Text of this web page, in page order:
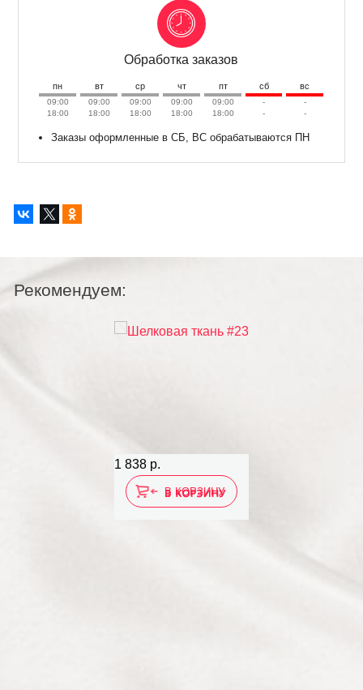
Обработка заказов
пн вт ср чт пт сб вс
09:00
18:00
09:00
18:00
09:00
18:00
09:00
18:00
09:00
18:00
-
-
-
-
Заказы оформленные в СБ, ВС обрабатываются ПН
Рекомендуем:
1 838 р.
В КОРЗИНУ